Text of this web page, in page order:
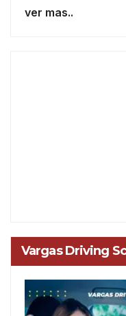
ver mas..
Vargas Driving